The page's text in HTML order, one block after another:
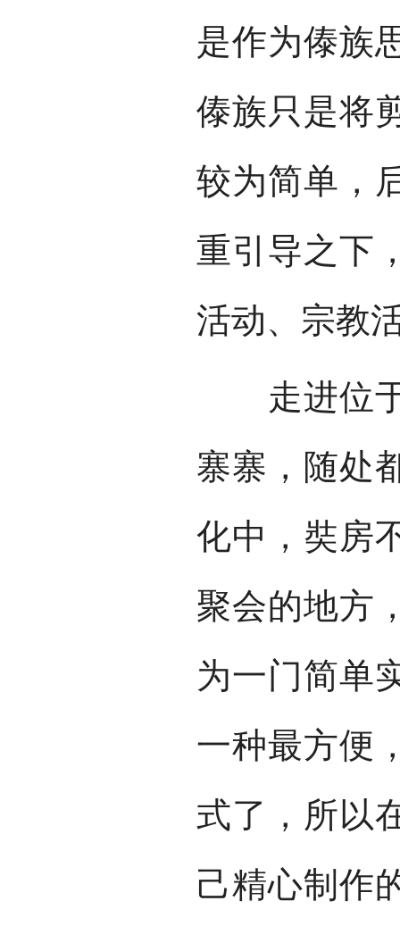
是作为傣族
傣族只是将
较为简单，
重引导之下
活动、宗教
走进位于
寨寨，随处
化中，奘房
聚会的地方
为一门简单
一种最方便
式了，所以
己精心制作